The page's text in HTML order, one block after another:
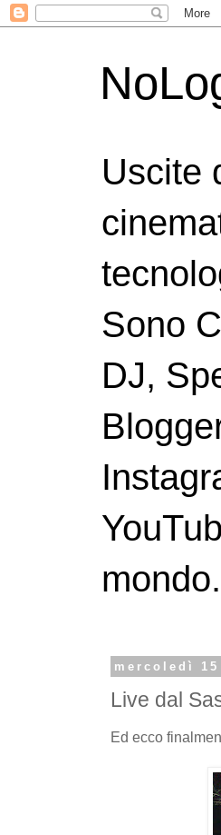
Uscite
Sono
DJ,
mondo.
mercoledì
Live dal
Ed ecco